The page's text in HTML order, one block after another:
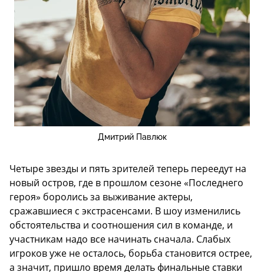
Дмитрий Павлюк
Четыре звезды и пять зрителей теперь переедут на
новый остров, где в прошлом сезоне «Последнего
героя» боролись за выживание актеры,
сражавшиеся с экстрасенсами. В шоу изменились
обстоятельства и соотношения сил в команде, и
участникам надо все начинать сначала. Слабых
игроков уже не осталось, борьба становится острее,
а значит, пришло время делать финальные ставки